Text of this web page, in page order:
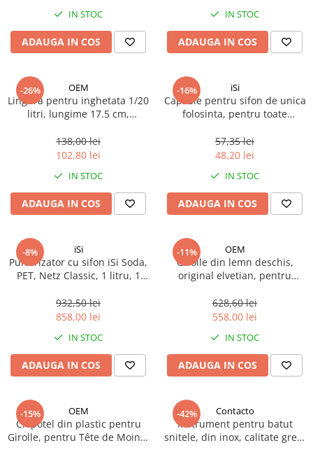
Spania / Cipru / Africa
Sare de mare din Oceanele Pacific
Sare de mare naturala din
Portugalia
Sare de roca
Sare speciala
Terine si placinte
Uleiuri speciale/presate la rece
Ulei de masline extravirgin
Ulei Gewurzgarten
Ulei Huilerie Beaujolaise
Ulei Huileries du Berry
Uleiuri aromatizate
Ulei Wiberg Gastro
Prajitore paine
Gratare
Cesti, boluri, vesela
IN STOC
ADAUGA IN COS
IN STOC
ADAUGA IN COS
-26% OEM
Lingura pentru inghetata 1/20
litri, lungime 17.5 cm,
138,00 lei
102,80 lei
IN STOC
ADAUGA IN COS
-16% iSi
Capsule pentru sifon de unica
folosinta, pentru toate
57,35 lei
48,20 lei
IN STOC
ADAUGA IN COS
-8% iSi
Pulverizator cu sifon iSi Soda,
PET, Netz Classic, 1 litru, 1
932,50 lei
858,00 lei
IN STOC
ADAUGA IN COS
-11% OEM
Girolle din lemn deschis,
original elvetian, pentru
Moine, 1 buc
628,60 lei
558,00 lei
IN STOC
ADAUGA IN COS
-15% OEM
Clopotel din plastic pentru
Girolle, pentru Tête de Moine,
-42% Contacto
Instrument pentru batut
snitele, din inox, calitate grea,